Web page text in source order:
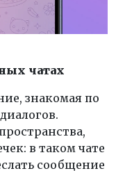
чатах
знакомая по
в таком чате
сообщение